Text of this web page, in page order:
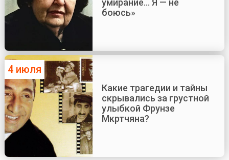
умирание... Я — не
боюсь»
4 июля
Какие трагедии и тайны
скрывались за грустной
улыбкой Фрунзе
Мкртчяна?